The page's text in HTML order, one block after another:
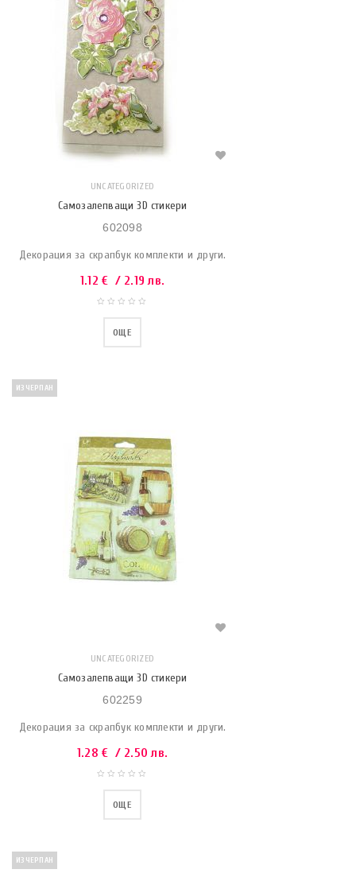
UNCATEGORIZED
Самозалепващи 3D стикери
602098
Декорация за скрапбук комплекти и други.
1.12€ / 2.19 лв.
ОЩЕ
ИЗЧЕРПАН
UNCATEGORIZED
Самозалепващи 3D стикери
602259
Декорация за скрапбук комплекти и други.
1.28€ / 2.50 лв.
ОЩЕ
ИЗЧЕРПАН